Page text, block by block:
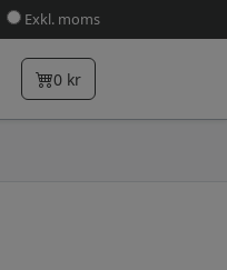
Exkl. moms
0 kr